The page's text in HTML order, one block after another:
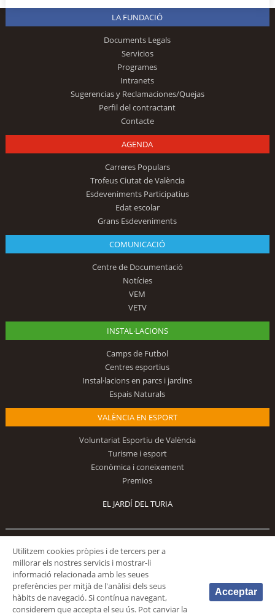
LA FUNDACIÓ
Documents Legals
Servicios
Programes
Intranets
Sugerencias y Reclamaciones/Quejas
Perfil del contractant
Contacte
AGENDA
Carreres Populars
Trofeus Ciutat de València
Esdeveniments Participatius
Edat escolar
Grans Esdeveniments
COMUNICACIÓ
Centre de Documentació
Notícies
VEM
VETV
INSTAL·LACIONS
Camps de Futbol
Centres esportius
Instal·lacions en parcs i jardins
Espais Naturals
VALÈNCIA EN ESPORT
Voluntariat Esportiu de València
Turisme i esport
Econòmica i coneixement
Premios
EL JARDÍ DEL TURIA
Utilitzem cookies pròpies i de tercers per a
millorar els nostres servicis i mostrar-li
informació relacionada amb les seues
preferències per mitjà de l'anàlisi dels seus
hàbits de navegació. Si contínua navegant,
considerem que accepta el seu ús. Pot canviar la
Acceptar